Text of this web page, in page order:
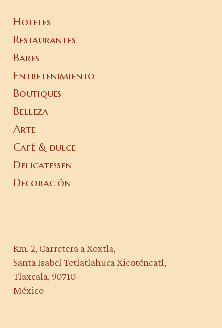
Hoteles
Restaurantes
Bares
Entretenimiento
Boutiques
Belleza
Arte
Café & dulce
Delicatessen
Decoración
Km. 2, Carretera a Xoxtla,
Santa Isabel Tetlatlahuca Xicoténcatl,
Tlaxcala, 90710
México